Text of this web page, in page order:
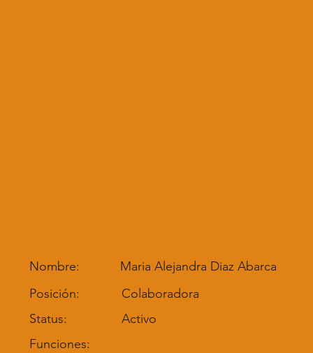
Maria Alejandra Diaz Abarca
Nombre:
Colaboradora
Posición:
Activo
Status:
Funciones: